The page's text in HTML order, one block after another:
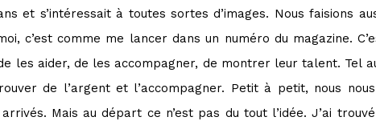
et s’intéressait à toutes sortes d’images. Nous faisions
c’est comme me lancer dans un numéro du magazine.
les aider, de les accompagner, de montrer leur talent. Tel
de l’argent et l’accompagner. Petit à petit, nous
Mais au départ ce n’est pas du tout l’idée. J’ai